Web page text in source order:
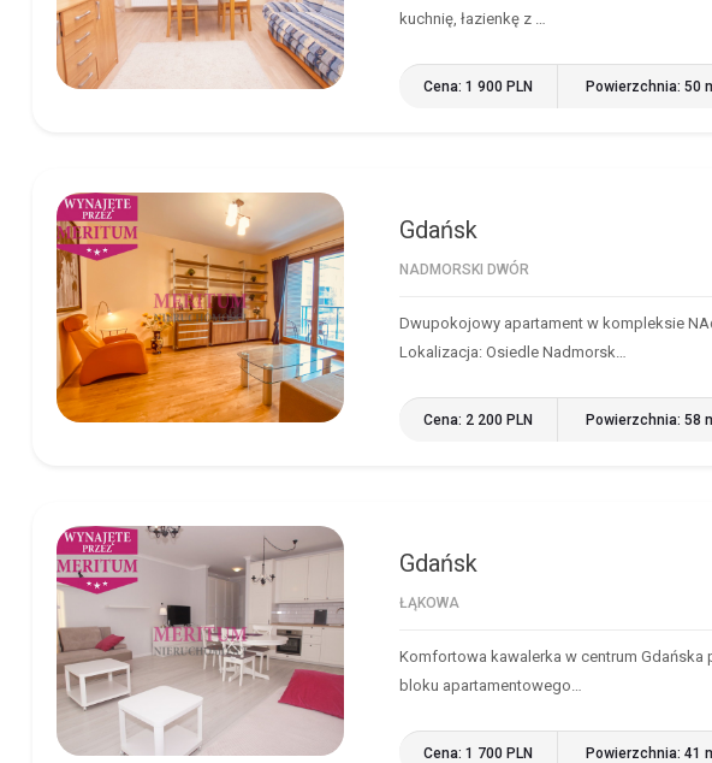
kuchnię, łazienkę z …
Cena: 1 900 PLN Powierzchnia: 50
GDAŃSK Gdańsk
NADMORSKI DWÓR
Dwupokojowy apartament w kompleksie
Lokalizacja: Osiedle Nadmorsk…
Cena: 2 200 PLN Powierzchnia: 58
GDAŃSK Gdańsk
ŁĄKOWA
Komfortowa kawalerka w centrum Gdańska
bloku apartamentowego…
Cena: 1 700 PLN Powierzchnia: 41